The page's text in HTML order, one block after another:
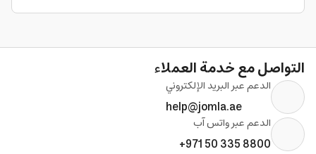
التواصل مع خدمة العملاء
الدعم عبر البريد الإلكتروني
help@jomla.ae
الدعم عبر واتس آب
+971 50 335 8800